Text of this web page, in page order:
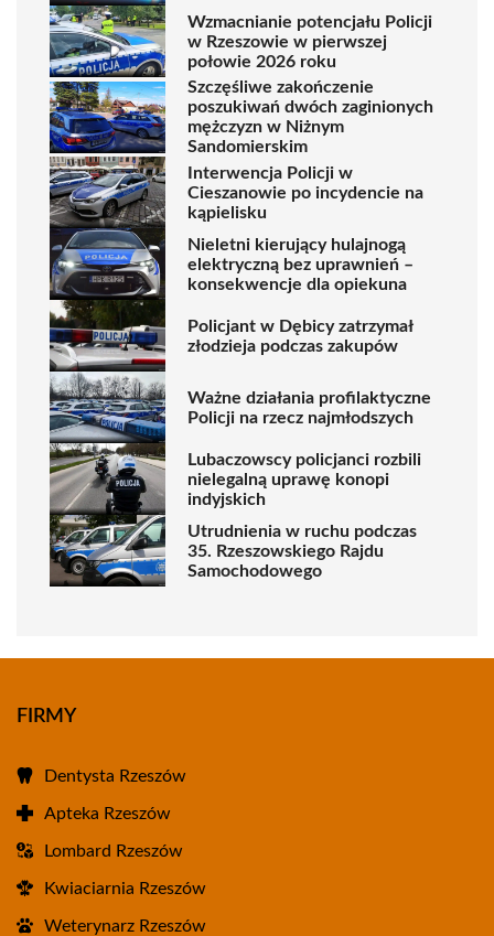
Wzmacnianie potencjału Policji
w Rzeszowie w pierwszej
połowie 2026 roku
Szczęśliwe zakończenie
poszukiwań dwóch zaginionych
mężczyzn w Niżnym
Sandomierskim
Interwencja Policji w
Cieszanowie po incydencie na
kąpielisku
Nieletni kierujący hulajnogą
elektryczną bez uprawnień –
konsekwencje dla opiekuna
Policjant w Dębicy zatrzymał
złodzieja podczas zakupów
Ważne działania profilaktyczne
Policji na rzecz najmłodszych
Lubaczowscy policjanci rozbili
nielegalną uprawę konopi
indyjskich
Utrudnienia w ruchu podczas
35. Rzeszowskiego Rajdu
Samochodowego
FIRMY
Dentysta Rzeszów
Apteka Rzeszów
Lombard Rzeszów
Kwiaciarnia Rzeszów
Weterynarz Rzeszów